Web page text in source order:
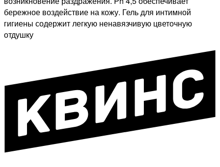
бережное воздействие на кожу. Гель для интимной
гигиены содержит легкую ненавязчивую цветочную
отдушку